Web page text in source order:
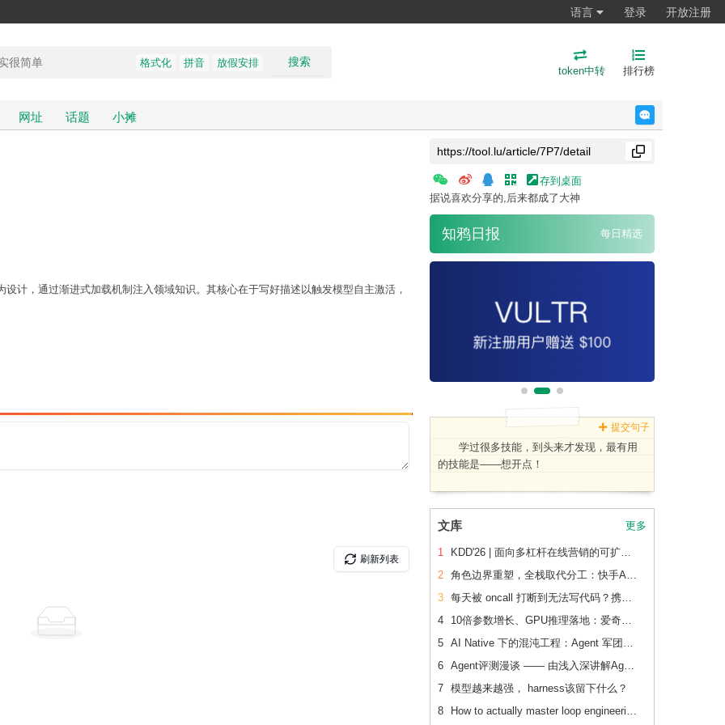
语言 登录 开放注册
搜索
格式化 拼音 放假安排
token中转 排行榜
网址 话题 小摊
计，通过渐进式加载机制注入领域知识。其核心在于写好描述以触发模型自主激活，
存到桌面
据说喜欢分享的,后来都成了大神
知鸦日报 每日精选
提交句子
学过很多技能，到头来才发现，最有用
的技能是——想开点！
文库 更多
1
KDD'26 | 面向多杠杆在线营销的可扩展、可追踪联合 增量建模
2
角色边界重塑，全栈取代分工：快手AI生产力体系成形
3
每天被 oncall 打断到无法写代码？携程机票前端用这套方法把重复问题解决了2/3
4
10倍参数增长、GPU推理落地：爱奇艺广告CVR模型的升级之路
5
AI Native 下的混沌工程：Agent 军团如何重新定义系统韧性验证
6
Agent评测漫谈 —— 由浅入深讲解Agent评测
7 模型越来越强， harness该留下什么？
8
How to actually master loop engineering